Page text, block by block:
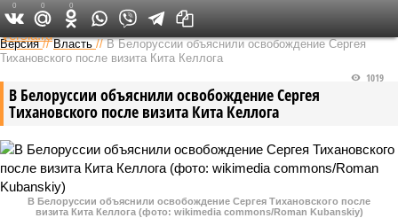
Федеральный выпуск
Версия //Власть //В Белоруссии объяснили освобождение Сергея
Тихановского после визита Кита Келлога
В Белоруссии объяснили освобождение Сергея
Тихановского после визита Кита Келлога
1019
В Белоруссии объяснили освобождение Сергея Тихановского после
визита Кита Келлога (фото: wikimedia commons/Roman Kubanskiy)
0 0 0